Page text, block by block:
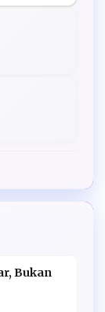
Bukan